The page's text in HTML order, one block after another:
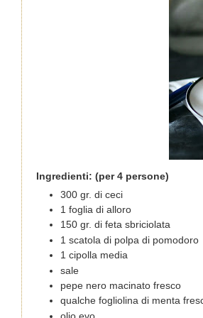
Ingredienti: (per 4 persone)
300 gr. di ceci
1 foglia di alloro
150 gr. di feta sbriciolata
1 scatola di polpa di pomodoro
1 cipolla media
sale
pepe nero macinato fresco
qualche fogliolina di menta